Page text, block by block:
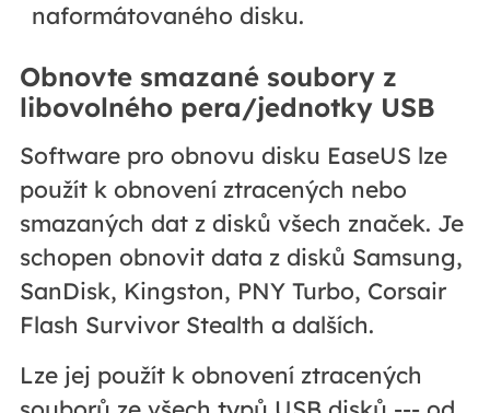
naformátovaného disku.
Obnovte smazané soubory z
libovolného pera/jednotky USB
Software pro obnovu disku EaseUS lze
použít k obnovení ztracených nebo
smazaných dat z disků všech značek. Je
schopen obnovit data z disků Samsung,
SanDisk, Kingston, PNY Turbo, Corsair
Flash Survivor Stealth a dalších.
Lze jej použít k obnovení ztracených